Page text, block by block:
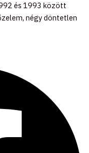
és 1993 között
négy döntetlen